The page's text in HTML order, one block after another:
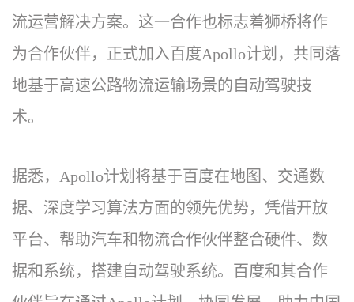
流运营解决方案。这一合作也标志着狮桥将作
为合作伙伴，正式加入百度Apollo计划，共同落
地基于高速公路物流运输场景的自动驾驶技
术。
据悉，Apollo计划将基于百度在地图、交通数
据、深度学习算法方面的领先优势，凭借开放
平台、帮助汽车和物流合作伙伴整合硬件、数
据和系统，搭建自动驾驶系统。百度和其合作